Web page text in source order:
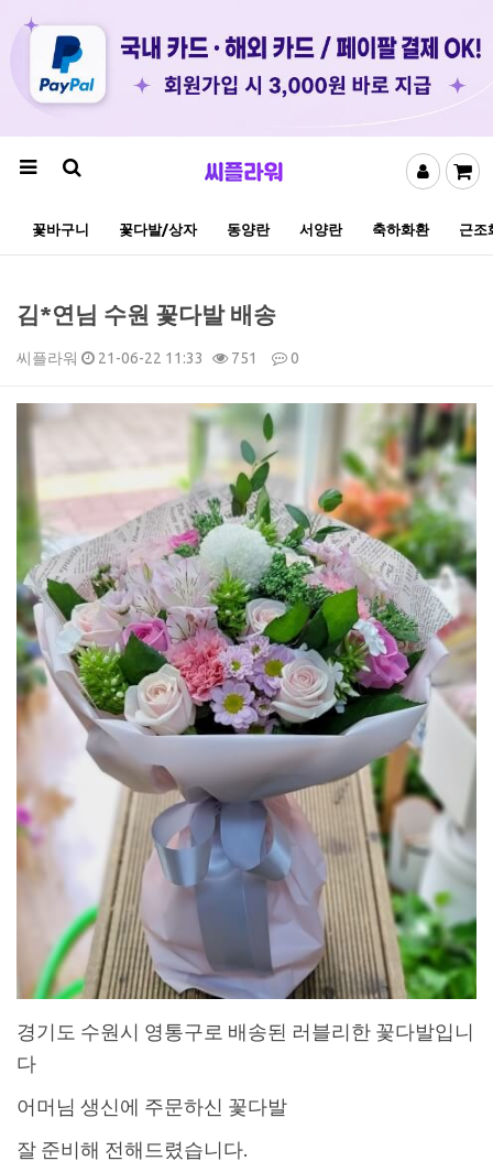
꽃바구니 꽃다발/상자 동양란 서양란 축하화환 근조
김*연님 수원 꽃다발 배송
씨플라워 21-06-22 11:33 751 0
경기도 수원시 영통구로 배송된 러블리한 꽃다발입니
다
어머님 생신에 주문하신 꽃다발
잘 준비해 전해드렸습니다.